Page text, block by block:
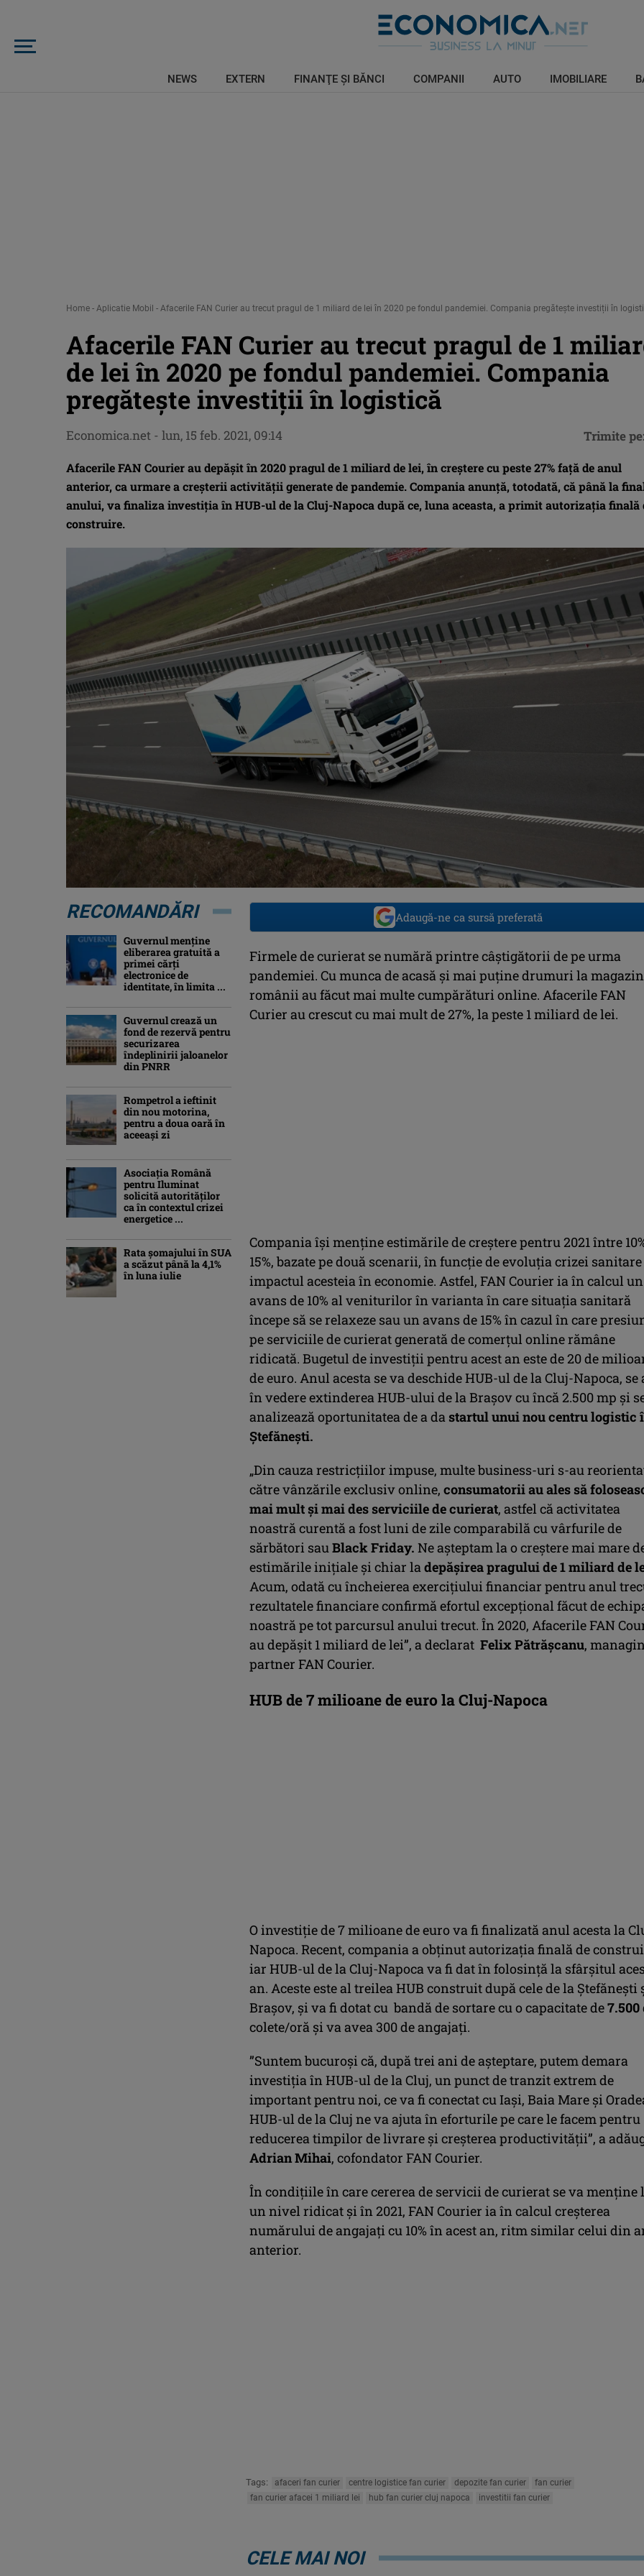
NEWS EXTERN FINANŢE ŞI BĂNCI COMPANII AUTO IMOBILIARE
Home - Aplicatie Mobil - Afacerile FAN Curier au trecut pragul de 1 miliard de lei în 2020 pe fondul pandemiei. Compania pregătește investiții în
Afacerile FAN Curier au trecut pragul de 1
de lei în 2020 pe fondul pandemiei. Compania
pregătește investiții în logistică
Afacerile FAN Courier au depășit în 2020 pragul de 1 miliard de lei, în creștere cu peste 27% față de anul
anterior, ca urmare a creșterii activității generate de pandemie. Compania anunță, totodată, că până la
anului, va finaliza investiția în HUB-ul de la Cluj-Napoca după ce, luna aceasta, a primit autorizația finală
construire.
Economica.net - lun, 15 feb. 2021, 09:14 Trimite pe:
Adaugă-ne ca sursă preferată
Firmele de curierat se numără printre câștigătorii de pe urma
pandemiei. Cu munca de acasă și mai puține drumuri la
românii au făcut mai multe cumpărături online. Afacerile FAN
Curier au crescut cu mai mult de 27%, la peste 1 miliard de lei.
Compania își menține estimările de creștere pentru 2021 între
15%, bazate pe două scenarii, în funcție de evoluția crizei
impactul acesteia în economie. Astfel, FAN Courier ia în calcul un
avans de 10% al veniturilor în varianta în care situația sanitară
începe să se relaxeze sau un avans de 15% în cazul în care
pe serviciile de curierat generată de comerțul online rămâne
ridicată. Bugetul de investiții pentru acest an este de 20 de
de euro. Anul acesta se va deschide HUB-ul de la Cluj-Napoca, se
în vedere extinderea HUB-ului de la Brașov cu încă 2.500 mp și
analizează oportunitatea de a da startul unui nou centru logistic
Ștefănești.
„Din cauza restricțiilor impuse, multe business-uri s-au
către vânzările exclusiv online, consumatorii au ales să
mai mult și mai des serviciile de curierat, astfel că activitatea
noastră curentă a fost luni de zile comparabilă cu vârfurile de
sărbători sau Black Friday. Ne așteptam la o creștere mai mare
estimările inițiale și chiar la depășirea pragului de 1 miliard de
Acum, odată cu încheierea exercițiului financiar pentru anul
rezultatele financiare confirmă efortul excepțional făcut de
noastră pe tot parcursul anului trecut. În 2020, Afacerile FAN
au depășit 1 miliard de lei”, a declarat Felix Pătrășcanu,
partner FAN Courier.
HUB de 7 milioane de euro la Cluj-Napoca
O investiție de 7 milioane de euro va fi finalizată anul acesta la
Napoca. Recent, compania a obținut autorizația finală de
iar HUB-ul de la Cluj-Napoca va fi dat în folosință la sfârșitul
an. Aceste este al treilea HUB construit după cele de la Ștefănești
Brașov, și va fi dotat cu bandă de sortare cu o capacitate de7.500
colete/oră și va avea 300 de angajați.
”Suntem bucuroși că, după trei ani de așteptare, putem demara
investiția în HUB-ul de la Cluj, un punct de tranzit extrem de
important pentru noi, ce va fi conectat cu Iași, Baia Mare și
HUB-ul de la Cluj ne va ajuta în eforturile pe care le facem pentru
reducerea timpilor de livrare și creșterea productivității”, a
Adrian Mihai, cofondator FAN Courier.
În condițiile în care cererea de servicii de curierat se va menține
un nivel ridicat și în 2021, FAN Courier ia în calcul creșterea
numărului de angajați cu 10% în acest an, ritm similar celui din
anterior.
Tags: afaceri fan curier centre logistice fan curier depozite fan curier
fan curier
fan curier afacei 1 miliard lei
hub fan curier cluj napoca investitii fan curier
CELE MAI NOI
RECOMANDĂRI
Guvernul menține
eliberarea gratuită a
primei cărţi
electronice de
identitate, în limita ...
Guvernul crează un
fond de rezervă pentru
securizarea
îndeplinirii jaloanelor
din PNRR
Rompetrol a ieftinit
din nou motorina,
pentru a doua oară în
aceeași zi
Asociaţia Română
pentru Iluminat
solicită autorităților
ca în contextul crizei
energetice ...
Rata șomajului în SUA
a scăzut până la 4,1%
în luna iulie